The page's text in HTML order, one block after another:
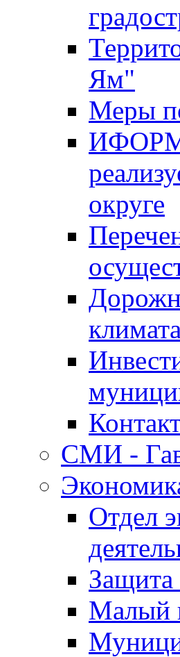
Ям"
Меры
округе
СМИ -
Отдел
Защита
Малый